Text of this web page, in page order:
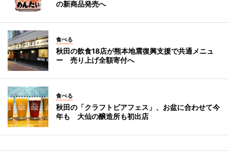
の新商品発売へ
食べる
秋田の飲食18店が熊本地震復興支援で共通メニュ
ー 売り上げ全額寄付へ
食べる
秋田の「クラフトビアフェス」、お盆に合わせて今
年も 大仙の醸造所も初出店